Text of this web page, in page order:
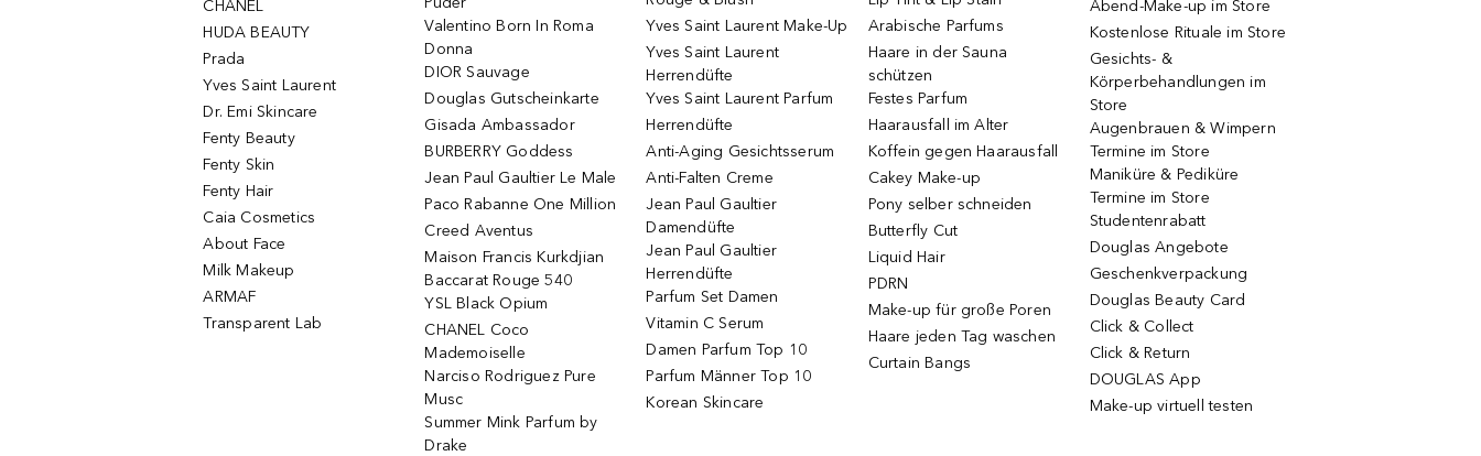
CHANEL
HUDA BEAUTY
Prada
Yves Saint Laurent
Dr. Emi Skincare
Fenty Beauty
Fenty Skin
Fenty Hair
Caia Cosmetics
About Face
Milk Makeup
ARMAF
Transparent Lab
Valentino Born In Roma
Donna
DIOR Sauvage
Douglas Gutscheinkarte
Gisada Ambassador
BURBERRY Goddess
Jean Paul Gaultier Le Male
Paco Rabanne One Million
Creed Aventus
Maison Francis Kurkdjian
Baccarat Rouge 540
YSL Black Opium
CHANEL Coco
Mademoiselle
Narciso Rodriguez Pure
Musc
Summer Mink Parfum by
Drake
Yves Saint Laurent Make-Up
Yves Saint Laurent
Herrendüfte
Yves Saint Laurent Parfum
Herrendüfte
Anti-Aging Gesichtsserum
Anti-Falten Creme
Jean Paul Gaultier
Damendüfte
Jean Paul Gaultier
Herrendüfte
Parfum Set Damen
Vitamin C Serum
Damen Parfum Top 10
Parfum Männer Top 10
Korean Skincare
Arabische Parfums
Haare in der Sauna
schützen
Festes Parfum
Haarausfall im Alter
Koffein gegen Haarausfall
Cakey Make-up
Pony selber schneiden
Butterfly Cut
Liquid Hair
PDRN
Make-up für große Poren
Haare jeden Tag waschen
Curtain Bangs
Abend-Make-up im Store
Kostenlose Rituale im Store
Gesichts- &
Körperbehandlungen im
Store
Augenbrauen & Wimpern
Termine im Store
Maniküre & Pediküre
Termine im Store
Studentenrabatt
Douglas Angebote
Geschenkverpackung
Douglas Beauty Card
Click & Collect
Click & Return
DOUGLAS App
Make-up virtuell testen